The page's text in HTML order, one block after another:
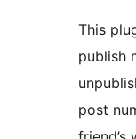
This
publish
post